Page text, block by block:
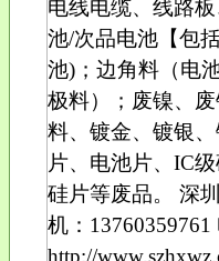
电线电缆、线路
池/次品电池【包
池)；边角料（电
极料）；废镍、
料、镀金、镀银
片、电池片、IC
硅片等废品。 深
机：13760359761
http://